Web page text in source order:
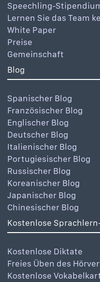
Speechling-
Lernen Sie das Team
White Paper
Preise
Gemeinschaft
Blog
Spanischer Blog
Französischer Blog
Englischer Blog
Deutscher Blog
Italienischer Blog
Portugiesischer Blog
Russischer Blog
Koreanischer Blog
Japanischer Blog
Chinesischer Blog
Kostenlose
Kostenlose Diktate
Freies Üben des
Kostenlose